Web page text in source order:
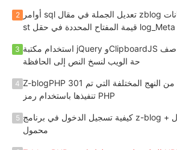
2
أوامر sql تعديل الجملة في مقال zblog في جدول البيانات zbp_po
st قيمة المفتاح المحددة في حقل log_Meta
3 استخدام مكتبة jQuery وClipboardJS لتنفيذ محتوى النقر على صف
حة الويب لنسخ النص إلى الحافظة
4 Z-blogPHP 301 إعادة التوجيه من اثنين من النهج المختلفة التي تم
تنفيذها باستخدام رمز PHP
5 كيفية تسجيل الدخول في برنامج z-blog + رمز التحقق من الهاتف ال
محمول